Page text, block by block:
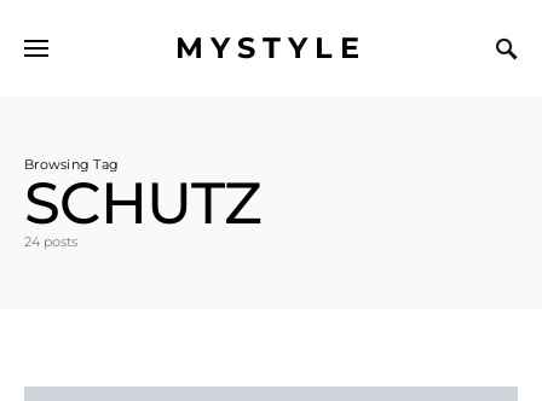
MYSTYLE
Browsing Tag
SCHUTZ
24 posts